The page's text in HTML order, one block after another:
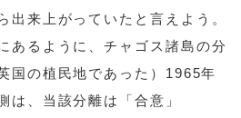
出来上がっていたと言えよう。
あるように、チャゴス諸島の分
国の植民地であった）1965年
は、当該分離は「合意」